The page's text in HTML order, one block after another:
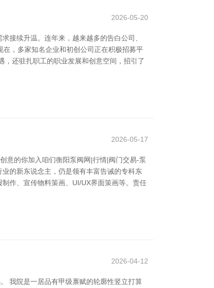
2026-05-20
接续升温。连年来，越来越多的告白公司、
，多家知名企业和初创公司正在积极招募平
还驻扎职工的职业发展和创意空间，招引了
2026-05-17
意的你加入咱们衡阳泵阀网|行情|阀门交易-泵
的新东说念主，仍是领有丰富告诫的专科东
作、宣传物料策画、UI/UX界面策画等。责任
2026-04-12
我院是一居品有甲级禀赋的轮廓性竖立打算